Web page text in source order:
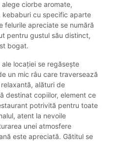
ciorbe aromate,
cu specific aparte
felurile apreciate se numără
pentru gustul său distinct,
bogat.
locației se regăsește
un mic râu care traversează
alături de
destinat copiilor, element ce
potrivită pentru toate
atent la nevoile
unei atmosfere
este apreciată. Gătitul se